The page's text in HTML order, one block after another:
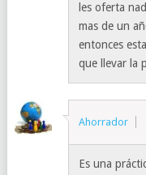
les oferta
mas de un
entonces
que llevar la
Ahorrador
Es una